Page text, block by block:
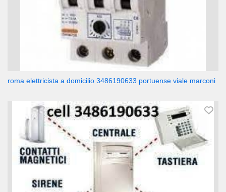
roma elettricista a domicilio 3486190633 portuense viale marconi